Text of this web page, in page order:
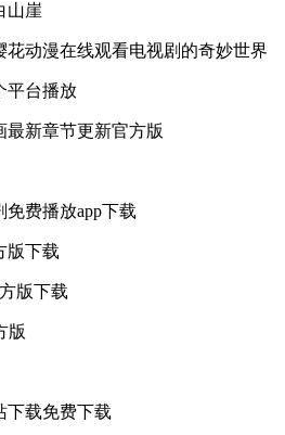
山崖
花动漫在线观看电视剧的奇妙世界
平台播放
最新章节更新官方版
费播放app下载
版下载
版下载
版
下载免费下载